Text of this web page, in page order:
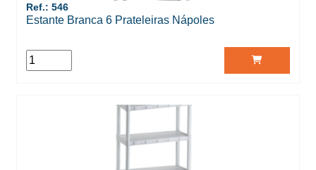
Ref.: 546
Estante Branca 6 Prateleiras Nápoles